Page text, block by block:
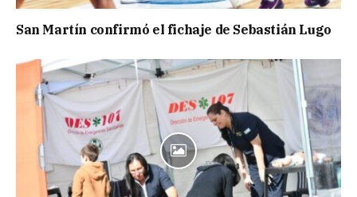
San Martín confirmó el fichaje de Sebastián Lugo